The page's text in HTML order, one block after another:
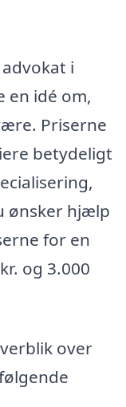
i
en idé om,
Priserne
betydeligt
ønsker hjælp
for en
og 3.000
over